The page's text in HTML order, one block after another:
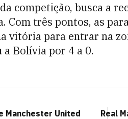
da competição, busca a
Com três pontos, as
vitória para entrar na
a Bolívia por 4 a 0.
Manchester United
Real